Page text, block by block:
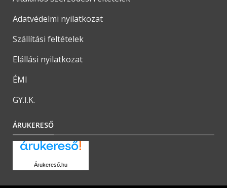
Adatvédelmi nyilatkozat
Szállítási feltételek
Elállási nyilatkozat
ÉMI
GY.I.K.
ÁRUKERESŐ
Árukereső.hu